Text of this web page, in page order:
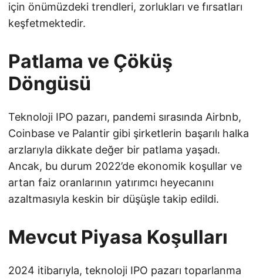
için önümüzdeki trendleri, zorlukları ve fırsatları
keşfetmektedir.
Patlama ve Çöküş
Döngüsü
Teknoloji IPO pazarı, pandemi sırasında Airbnb,
Coinbase ve Palantir gibi şirketlerin başarılı halka
arzlarıyla dikkate değer bir patlama yaşadı.
Ancak, bu durum 2022’de ekonomik koşullar ve
artan faiz oranlarının yatırımcı heyecanını
azaltmasıyla keskin bir düşüşle takip edildi.
Mevcut Piyasa Koşulları
2024 itibarıyla, teknoloji IPO pazarı toparlanma